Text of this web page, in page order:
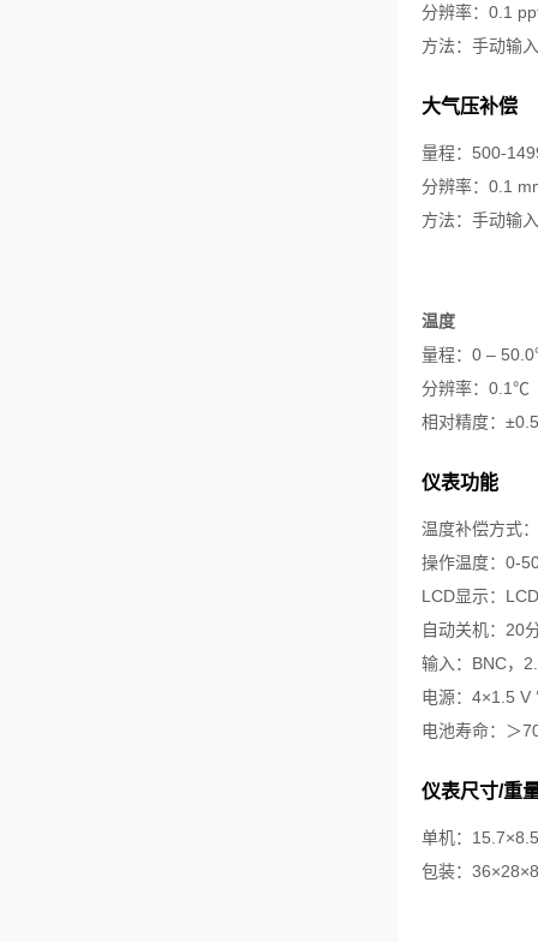
分辨率：0.1
方法：手动输
大气压补偿
量程：500-
分辨率：0.1
方法：手动输
温度
量程：0 –
分辨率：0.1℃
相对精度：
仪表功能
温度补偿方式
操作温度：0-
LCD显示：
自动关机：20
输入：BNC，
电源：4×1.5 V
电池寿命：＞
仪表尺寸/重
单机：
包装：